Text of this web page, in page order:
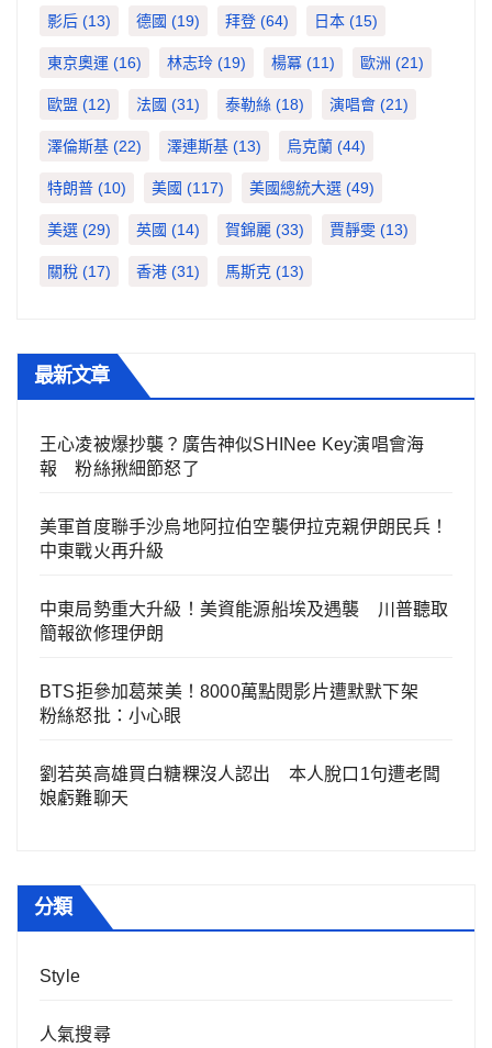
影后 (13) 德國 (19) 拜登 (64) 日本 (15)
東京奧運 (16) 林志玲 (19) 楊冪 (11) 歐洲 (21)
歐盟 (12) 法國 (31) 泰勒絲 (18) 演唱會 (21)
澤倫斯基 (22) 澤連斯基 (13) 烏克蘭 (44)
特朗普 (10) 美國 (117) 美國總統大選 (49)
美選 (29) 英國 (14) 賀錦麗 (33) 賈靜雯 (13)
關稅 (17) 香港 (31) 馬斯克 (13)
最新文章
王心凌被爆抄襲？廣告神似SHINee Key演唱會海
報 粉絲揪細節怒了
美軍首度聯手沙烏地阿拉伯空襲伊拉克親伊朗民兵！
中東戰火再升級
中東局勢重大升級！美資能源船埃及遇襲 川普聽取
簡報欲修理伊朗
BTS拒參加葛萊美！8000萬點閱影片遭默默下架
粉絲怒批：小心眼
劉若英高雄買白糖粿沒人認出 本人脫口1句遭老闆
娘虧難聊天
分類
Style
人氣搜尋